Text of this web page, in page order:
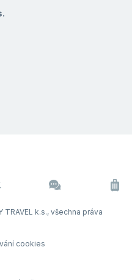
k.s., všechna práva
cookies